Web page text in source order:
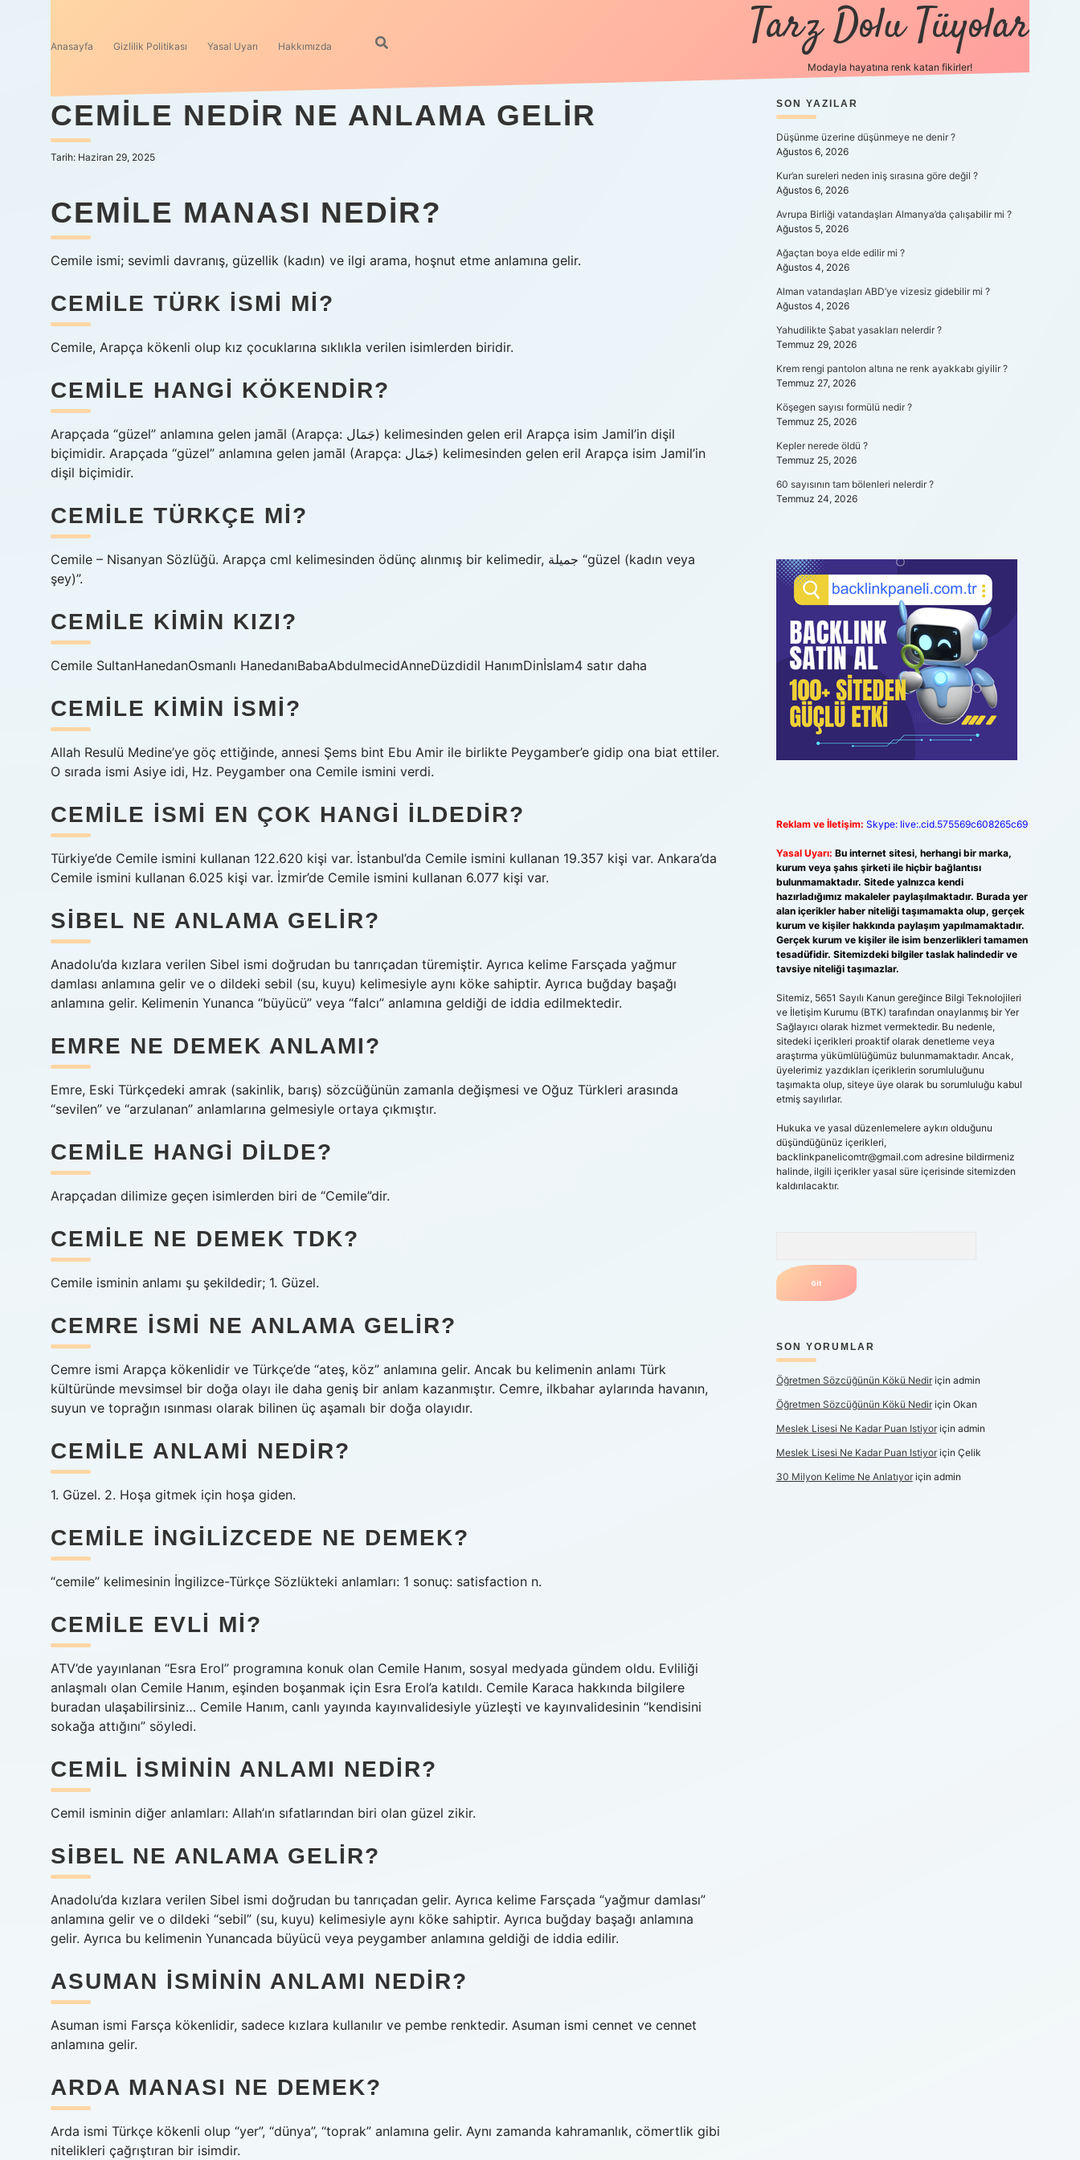
Anasayfa Gizlilik Politikası Yasal Uyarı Hakkımızda Tarz Dolu Tüyolar
Modayla hayatına renk katan fikirler!
CEMILE NEDIR NE ANLAMA GELIR
Tarih: Haziran 29, 2025
CEMILE MANASI NEDIR?
Cemile ismi; sevimli davranış, güzellik (kadın) ve ilgi arama, hoşnut etme anlamına gelir.
CEMILE TÜRK ISMI MI?
Cemile, Arapça kökenli olup kız çocuklarına sıklıkla verilen isimlerden biridir.
CEMILE HANGI KÖKENDIR?
Arapçada “güzel” anlamına gelen jamāl (Arapça: جَمَال‎) kelimesinden gelen eril Arapça isim Jamil’in dişil
biçimidir. Arapçada “güzel” anlamına gelen jamāl (Arapça: جَمَال‎) kelimesinden gelen eril Arapça isim Jamil’in
dişil biçimidir.
CEMILE TÜRKÇE MI?
Cemile – Nisanyan Sözlüğü. Arapça cml kelimesinden ödünç alınmış bir kelimedir, جميلة “güzel (kadın veya
şey)”.
CEMILE KIMIN KIZI?
Cemile SultanHanedanOsmanlı HanedanıBabaAbdulmecidAnneDüzdidil HanımDinİslam4 satır daha
CEMILE KIMIN ISMI?
Allah Resulü Medine’ye göç ettiğinde, annesi Şems bint Ebu Amir ile birlikte Peygamber’e gidip ona biat ettiler.
O sırada ismi Asiye idi, Hz. Peygamber ona Cemile ismini verdi.
CEMILE ISMI EN ÇOK HANGI ILDEDIR?
Türkiye’de Cemile ismini kullanan 122.620 kişi var. İstanbul’da Cemile ismini kullanan 19.357 kişi var. Ankara’da
Cemile ismini kullanan 6.025 kişi var. İzmir’de Cemile ismini kullanan 6.077 kişi var.
SIBEL NE ANLAMA GELIR?
Anadolu’da kızlara verilen Sibel ismi doğrudan bu tanrıçadan türemiştir. Ayrıca kelime Farsçada yağmur
damlası anlamına gelir ve o dildeki sebil (su, kuyu) kelimesiyle aynı köke sahiptir. Ayrıca buğday başağı
anlamına gelir. Kelimenin Yunanca “büyücü” veya “falcı” anlamına geldiği de iddia edilmektedir.
EMRE NE DEMEK ANLAMI?
Emre, Eski Türkçedeki amrak (sakinlik, barış) sözcüğünün zamanla değişmesi ve Oğuz Türkleri arasında
“sevilen” ve “arzulanan” anlamlarına gelmesiyle ortaya çıkmıştır.
CEMILE HANGI DILDE?
Arapçadan dilimize geçen isimlerden biri de “Cemile”dir.
CEMILE NE DEMEK TDK?
Cemile isminin anlamı şu şekildedir; 1. Güzel.
CEMRE ISMI NE ANLAMA GELIR?
Cemre ismi Arapça kökenlidir ve Türkçe’de “ateş, köz” anlamına gelir. Ancak bu kelimenin anlamı Türk
kültüründe mevsimsel bir doğa olayı ile daha geniş bir anlam kazanmıştır. Cemre, ilkbahar aylarında havanın,
suyun ve toprağın ısınması olarak bilinen üç aşamalı bir doğa olayıdır.
CEMILE ANLAMI NEDIR?
1. Güzel. 2. Hoşa gitmek için hoşa giden.
CEMILE INGILIZCEDE NE DEMEK?
“cemile” kelimesinin İngilizce-Türkçe Sözlükteki anlamları: 1 sonuç: satisfaction n.
CEMILE EVLI MI?
ATV’de yayınlanan “Esra Erol” programına konuk olan Cemile Hanım, sosyal medyada gündem oldu. Evliliği
anlaşmalı olan Cemile Hanım, eşinden boşanmak için Esra Erol’a katıldı. Cemile Karaca hakkında bilgilere
buradan ulaşabilirsiniz… Cemile Hanım, canlı yayında kayınvalidesiyle yüzleşti ve kayınvalidesinin “kendisini
sokağa attığını” söyledi.
CEMIL ISMININ ANLAMI NEDIR?
Cemil isminin diğer anlamları: Allah’ın sıfatlarından biri olan güzel zikir.
SIBEL NE ANLAMA GELIR?
Anadolu’da kızlara verilen Sibel ismi doğrudan bu tanrıçadan gelir. Ayrıca kelime Farsçada “yağmur damlası”
anlamına gelir ve o dildeki “sebil” (su, kuyu) kelimesiyle aynı köke sahiptir. Ayrıca buğday başağı anlamına
gelir. Ayrıca bu kelimenin Yunancada büyücü veya peygamber anlamına geldiği de iddia edilir.
ASUMAN ISMININ ANLAMI NEDIR?
Asuman ismi Farsça kökenlidir, sadece kızlara kullanılır ve pembe renktedir. Asuman ismi cennet ve cennet
anlamına gelir.
ARDA MANASI NE DEMEK?
Arda ismi Türkçe kökenli olup “yer”, “dünya”, “toprak” anlamına gelir. Aynı zamanda kahramanlık, cömertlik gibi
nitelikleri çağrıştıran bir isimdir.
SIDEBAR
SON YAZILAR
Düşünme üzerine düşünmeye ne denir ?
Ağustos 6, 2026
Kur’an sureleri neden iniş sırasına göre değil ?
Ağustos 6, 2026
Avrupa Birliği vatandaşları Almanya’da çalışabilir mi ?
Ağustos 5, 2026
Ağaçtan boya elde edilir mi ?
Ağustos 4, 2026
Alman vatandaşları ABD’ye vizesiz gidebilir mi ?
Ağustos 4, 2026
Yahudilikte Şabat yasakları nelerdir ?
Temmuz 29, 2026
Krem rengi pantolon altına ne renk ayakkabı giyilir ?
Temmuz 27, 2026
Köşegen sayısı formülü nedir ?
Temmuz 25, 2026
Kepler nerede öldü ?
Temmuz 25, 2026
60 sayısının tam bölenleri nelerdir ?
Temmuz 24, 2026
Reklam ve İletişim: Skype: live:.cid.575569c608265c69
Yasal Uyarı: Bu internet sitesi, herhangi bir marka,
kurum veya şahıs şirketi ile hiçbir bağlantısı
bulunmamaktadır. Sitede yalnızca kendi
hazırladığımız makaleler paylaşılmaktadır. Burada yer
alan içerikler haber niteliği taşımamakta olup, gerçek
kurum ve kişiler hakkında paylaşım yapılmamaktadır.
Gerçek kurum ve kişiler ile isim benzerlikleri tamamen
tesadüfidir. Sitemizdeki bilgiler taslak halindedir ve
tavsiye niteliği taşımazlar.
Sitemiz, 5651 Sayılı Kanun gereğince Bilgi Teknolojileri
ve İletişim Kurumu (BTK) tarafından onaylanmış bir Yer
Sağlayıcı olarak hizmet vermektedir. Bu nedenle,
sitedeki içerikleri proaktif olarak denetleme veya
araştırma yükümlülüğümüz bulunmamaktadır. Ancak,
üyelerimiz yazdıkları içeriklerin sorumluluğunu
taşımakta olup, siteye üye olarak bu sorumluluğu kabul
etmiş sayılırlar.
Hukuka ve yasal düzenlemelere aykırı olduğunu
düşündüğünüz içerikleri,
backlinkpanelicomtr@gmail.comadresine bildirmeniz
halinde, ilgili içerikler yasal süre içerisinde sitemizden
kaldırılacaktır.
SON YORUMLAR
Öğretmen Sözcüğünün Kökü Nediriçin admin
Öğretmen Sözcüğünün Kökü Nediriçin Okan
Meslek Lisesi Ne Kadar Puan Istiyoriçin admin
Meslek Lisesi Ne Kadar Puan Istiyoriçin Çelik
30 Milyon Kelime Ne Anlatıyoriçin admin